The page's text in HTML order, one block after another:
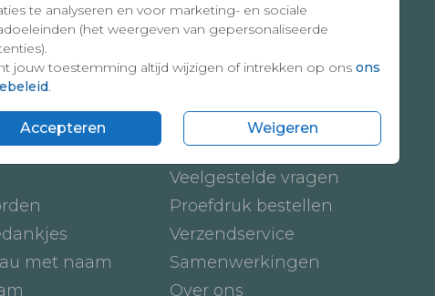
te analyseren en voor marketing- en sociale
(het weergeven van gepersonaliseerde
jouw toestemming altijd wijzigen of intrekken op ons ons
Accepteren Weigeren
met naam
Onze service
Hoe werkt het
Veelgestelde vragen
Proefdruk bestellen
Verzendservice
Samenwerkingen
Over ons